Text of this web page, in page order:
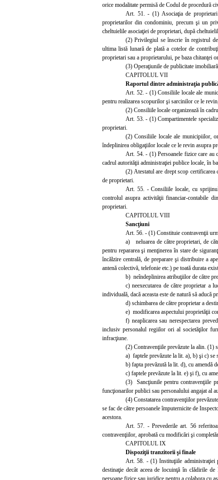
orice modalitate permisă de Codul de procedură
Art. 51. - (1) Asociaţia de
proprietarilor din condominiu, precum şi un
cheltuielile asociaţiei de proprietari, după
(2) Privilegiul se înscrie în registrul
ultima listă lunară de plată a cotelor de
proprietari sau a proprietarului, pe baza chitanţei
(3) Operaţiunile de publicitate
CAPITOLUL VII
Raportul dintre administraţia
Art. 52. - (1) Consiliile locale ale
pentru realizarea scopurilor şi sarcinilor ce le
(2) Consiliile locale organizează în
Art. 53. - (1) Compartimentele
proprietari.
(2) Consiliile locale ale municipiilor,
îndeplinirea obligaţiilor locale ce le revin asupra
Art. 54. - (1) Persoanele fizice care au
cadrul autorităţii administraţiei publice locale, în
(2) Atestatul are drept scop certificarea
de proprietari.
Art. 55. - Consiliile locale, cu
controlul asupra activităţii financiar-contabile
proprietari.
CAPITOLUL VIII
Sancţiuni
Art. 56. - (1) Constituie contravenţii
a) neluarea de către proprietari, de
pentru repararea şi menţinerea în stare de
încălzire centrală, de preparare şi distribuire a
antenă colectivă, telefonie etc.) pe toată durata
b) neîndeplinirea atribuţiilor de către
c) neexecutarea de către proprietar a
individuală, dacă aceasta este de natură să aducă
d) schimbarea de către proprietar a
e) modificarea aspectului proprietăţii
f) neaplicarea sau nerespectarea
inclusiv personalul regiilor ori al societăţilor
infracţiune.
(2) Contravenţiile prevăzute la alin. (1)
a) faptele prevăzute la lit. a), b) şi c) se
b) fapta prevăzută la lit. d), cu amendă
c) faptele prevăzute la lit. e) şi f), cu
(3) Sancţiunile pentru contravenţiile
funcţionarilor publici sau personalului angajat al
(4) Constatarea contravenţiilor
se fac de către persoanele împuternicite de
acestora.
Art. 57 . - Prevederile art. 56
contravenţiilor, aprobată cu modificări şi
CAPITOLUL IX
Dispoziţii tranzitorii şi finale
Art. 58. - (1) Instituţiile administraţiei
destinaţie decât aceea de locuinţă în clădirile
persoane fizice sau juridice pentru a colabora cu